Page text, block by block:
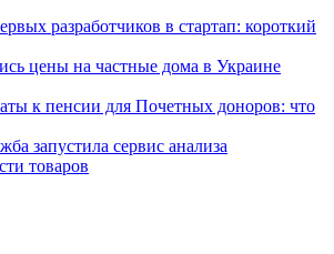
разработчиков в стартап: короткий
цены на частные дома в Украине
к пенсии для Почетных доноров: что
запустила сервис анализа
товаров